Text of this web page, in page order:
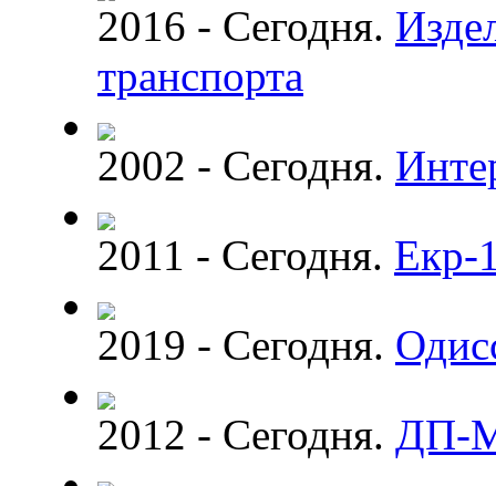
2016 - Сегодня.
транспорта
2002 - Сегодня.
2011 - Сегодня. Екр-
2019 - Сегодня.
2012 - Сегодня. ДП-